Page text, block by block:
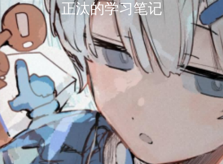
正汰的学习笔记